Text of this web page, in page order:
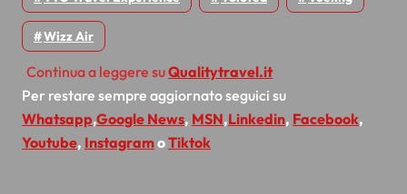
Wizz Air
Continua a leggere suQualitytravel.it
Per restare sempre aggiornato seguici su
Whatsapp,Google News, MSN,Linkedin, Facebook,
Youtube, InstagramoTiktok